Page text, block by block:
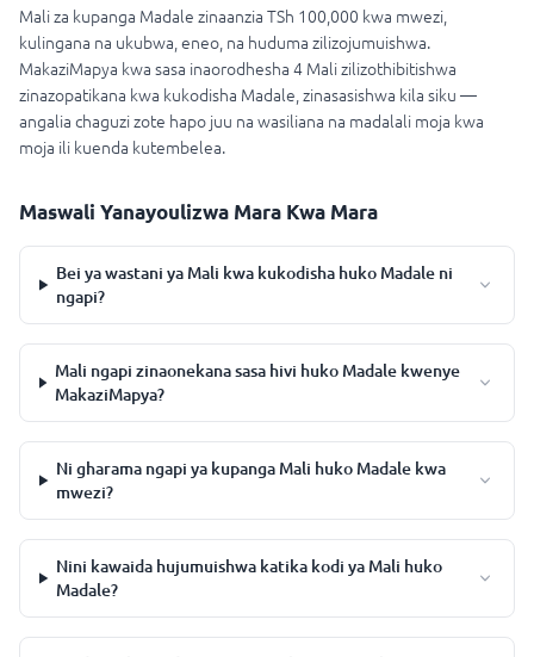
Mali za kupanga Madale zinaanzia TSh 100,000 kwa mwezi,
kulingana na ukubwa, eneo, na huduma zilizojumuishwa.
MakaziMapya kwa sasa inaorodhesha 4 Mali zilizothibitishwa
zinazopatikana kwa kukodisha Madale, zinasasishwa kila siku —
angalia chaguzi zote hapo juu na wasiliana na madalali moja kwa
moja ili kuenda kutembelea.
Maswali Yanayoulizwa Mara Kwa Mara
Bei ya wastani ya Mali kwa kukodisha huko Madale ni
ngapi?
Mali ngapi zinaonekana sasa hivi huko Madale kwenye
MakaziMapya?
Ni gharama ngapi ya kupanga Mali huko Madale kwa
mwezi?
Nini kawaida hujumuishwa katika kodi ya Mali huko
Madale?